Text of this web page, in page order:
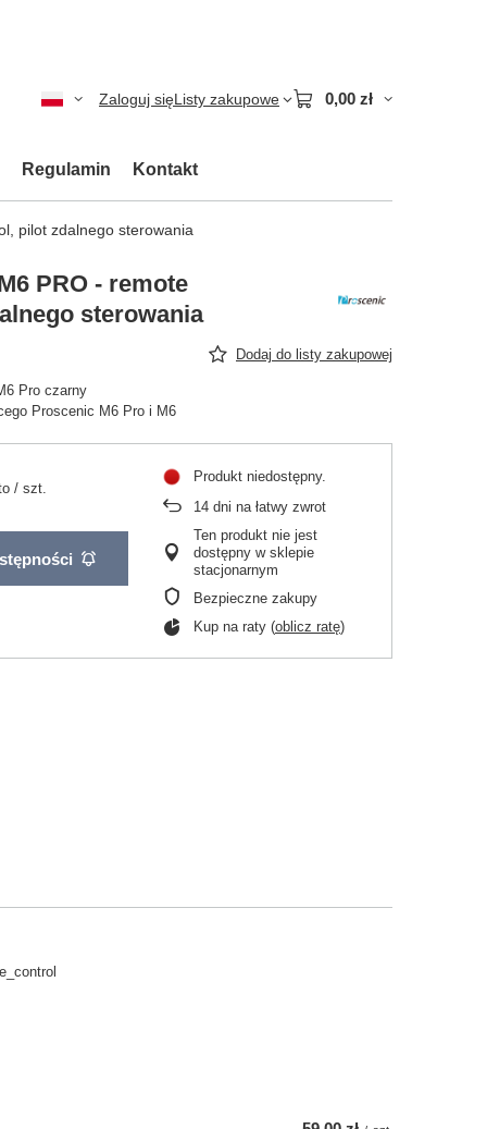
Zaloguj sięListy zakupowe 0,00 zł
Regulamin Kontakt
pilot zdalnego sterowania
PRO - remote
sterowania
Dodaj do listy zakupowej
Pro czarny
Proscenic M6 Pro i M6
/ szt.
Produkt niedostępny
14 dni na łatwy zwrot
Ten produkt nie jest
dostępny w sklepie
stacjonarnym
Bezpieczne zakupy
Kup na raty (oblicz ratę)